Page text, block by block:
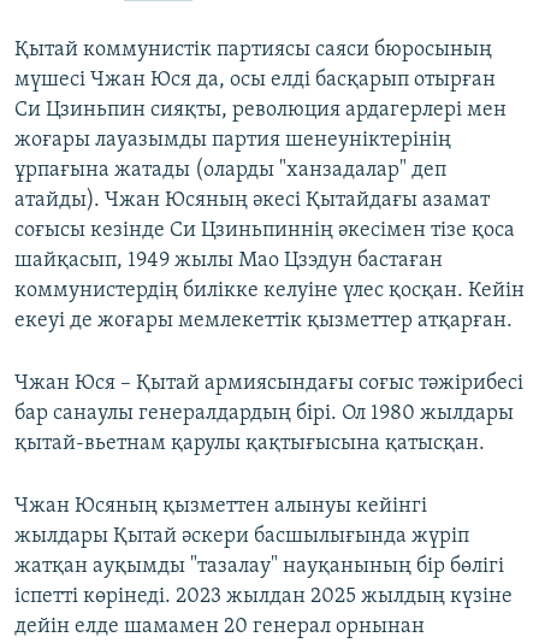
Қытай коммунистік партиясы саяси бюросының
мүшесі Чжан Юся да, осы елді басқарып отырған
Си Цзиньпин сияқты, революция ардагерлері мен
жоғары лауазымды партия шенеуніктерінің
ұрпағына жатады (оларды "ханзадалар" деп
атайды). Чжан Юсяның әкесі Қытайдағы азамат
соғысы кезінде Си Цзиньпиннің әкесімен тізе қоса
шайқасып, 1949 жылы Мао Цзэдун бастаған
коммунистердің билікке келуіне үлес қосқан. Кейін
екеуі де жоғары мемлекеттік қызметтер атқарған.
Чжан Юся – Қытай армиясындағы соғыс тәжірибесі
бар санаулы генералдардың бірі. Ол 1980 жылдары
қытай-вьетнам қарулы қақтығысына қатысқан.
Чжан Юсяның қызметтен алынуы кейінгі
жылдары Қытай әскери басшылығында жүріп
жатқан ауқымды "тазалау" науқанының бір бөлігі
іспетті көрінеді. 2023 жылдан 2025 жылдың күзіне
дейін елде шамамен 20 генерал орнынан